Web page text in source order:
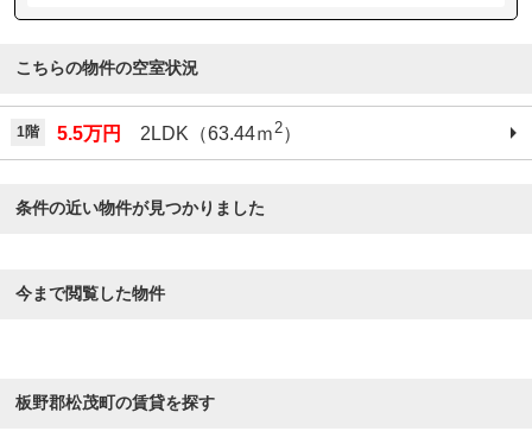
こちらの物件の空室状況
1階 5.5万円 2LDK（63.44ｍ2）
条件の近い物件が見つかりました
今まで閲覧した物件
板野郡松茂町の賃貸を探す